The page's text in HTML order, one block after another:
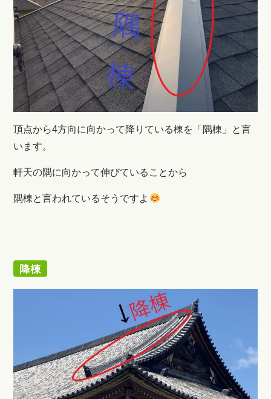
頂点から4方向に向かって降りている棟を「隅棟」と言
います。
軒天の隅に向かって伸びていることから
隅棟と言われているそうですよ
降棟